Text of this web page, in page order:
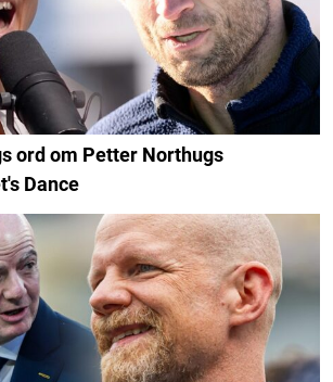
ord om Petter Northugs
Dance